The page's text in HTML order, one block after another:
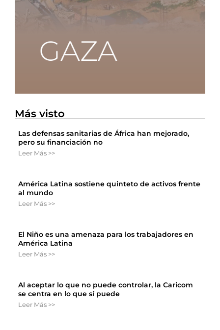
Más visto
Las defensas sanitarias de África han mejorado,
pero su financiación no
Leer Más >>
América Latina sostiene quinteto de activos frente
al mundo
Leer Más >>
El Niño es una amenaza para los trabajadores en
América Latina
Leer Más >>
Al aceptar lo que no puede controlar, la Caricom
se centra en lo que sí puede
Leer Más >>